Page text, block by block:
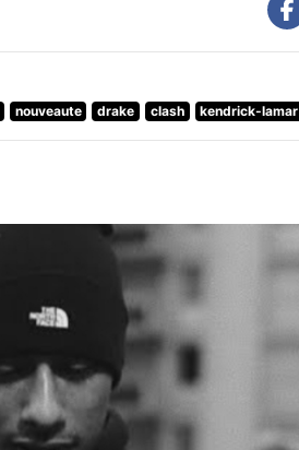
nouveaute drake clash kendrick-lamar